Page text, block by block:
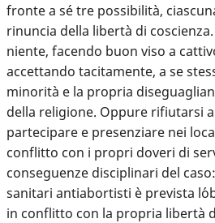
fronte a sé tre possibilità,
rinuncia della libertà di
niente, facendo buon viso a
accettando tacitamente, a se
minorità e la propria
della religione. Oppure rifiutarsi
partecipare e presenziare nei
conflitto con i propri doveri di
conseguenze disciplinari del
sanitari antiabortisti è prevista
in conflitto con la propria libertà